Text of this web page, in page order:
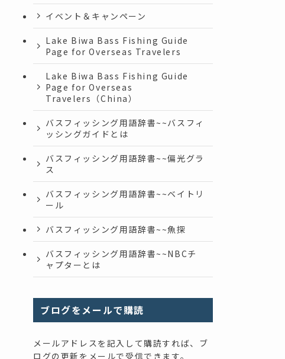
イベント＆キャンペーン
Lake Biwa Bass Fishing Guide
Page for Overseas Travelers
Lake Biwa Bass Fishing Guide
Page for Overseas
Travelers（China）
バスフィッシング用語辞書~~バスフィ
ッシングガイドとは
バスフィッシング用語辞書~~偏光グラ
ス
バスフィッシング用語辞書~~ベイトリ
ール
バスフィッシング用語辞書~~魚探
バスフィッシング用語辞書~~NBCチ
ャプターとは
ブログをメールで購読
メールアドレスを記入して購読すれば、ブ
ログの更新をメールで受信できます。